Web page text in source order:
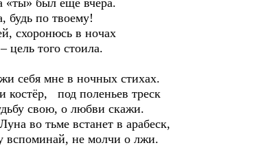
«ты» был ещё вчера.
будь по твоему!
схоронюсь в ночах
цель того стоила.
мне в ночных стихах.
под поленьев треск
о любви скажи.
тьме встанет в арабеск,
не молчи о лжи.